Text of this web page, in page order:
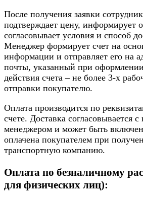
После получения заявки
подтверждает цену, информирует
согласовывает условия и способ
Менеджер формирует счет на
информации и отправляет его на
почты, указанный при
действия счета – не более 3-х
отправки покупателю.
Оплата производится по
счете. Доставка согласовывается
менеджером и может быть
оплачена покупателем при
транспортную компанию.
Оплата по безналичному
для физических лиц):